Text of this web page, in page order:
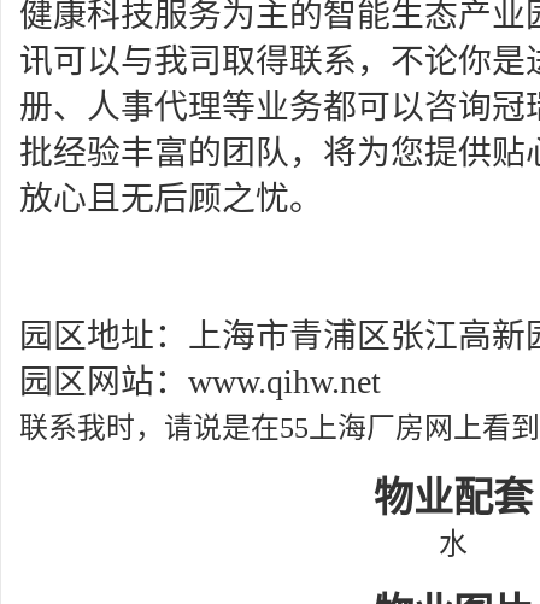
健康科技服务为主的智能生态产业
讯可以与我司取得联系，不论你
册、人事代理等业务都可以咨询
批经验丰富的团队，将为您提供
放心且无后顾之忧。
园区地址：上海市青浦区张江高新
园区网站： www.qihw.net
联系我时，请说是在55上海厂房网上看
物业配套
水